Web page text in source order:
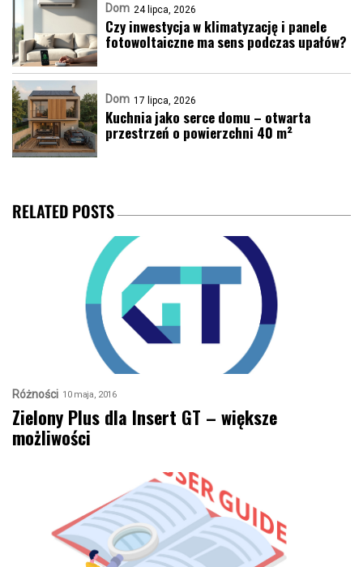
Dom 24 lipca, 2026
Czy inwestycja w klimatyzację i panele
fotowoltaiczne ma sens podczas upałów?
Dom 17 lipca, 2026
Kuchnia jako serce domu – otwarta
przestrzeń o powierzchni 40 m²
RELATED POSTS
Różności 10 maja, 2016
Zielony Plus dla Insert GT – większe
możliwości